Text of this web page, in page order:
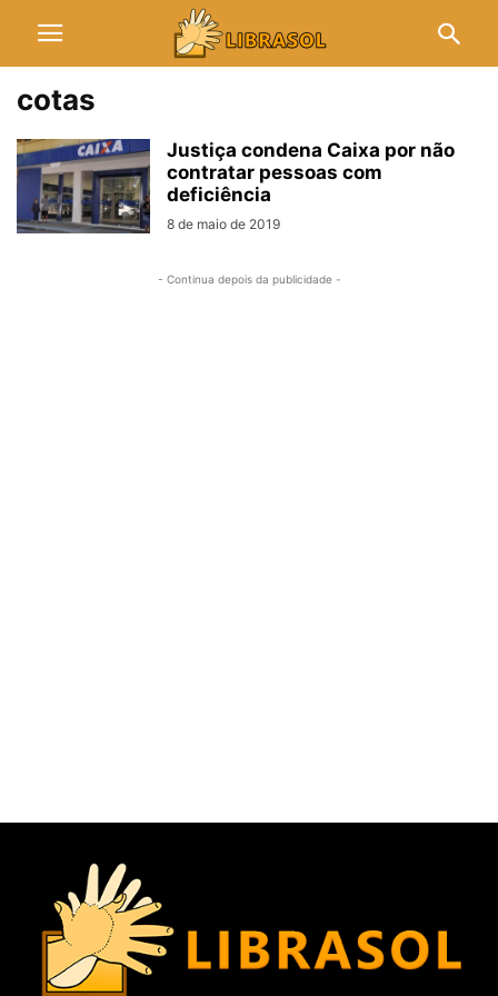
cotas
Justiça condena Caixa por não
contratar pessoas com
deficiência
8 de maio de 2019
- Continua depois da publicidade -